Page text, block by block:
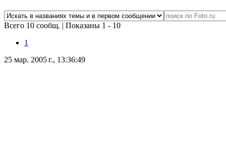
Всего 10 сообщ. | Показаны 1 - 10
1
25 мар. 2005 г., 13:36:49